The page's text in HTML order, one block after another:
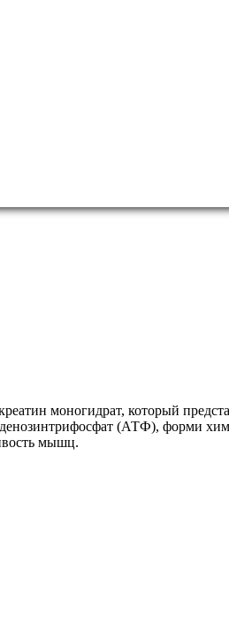
моногидрат, который
(АТФ), форми
мышц.